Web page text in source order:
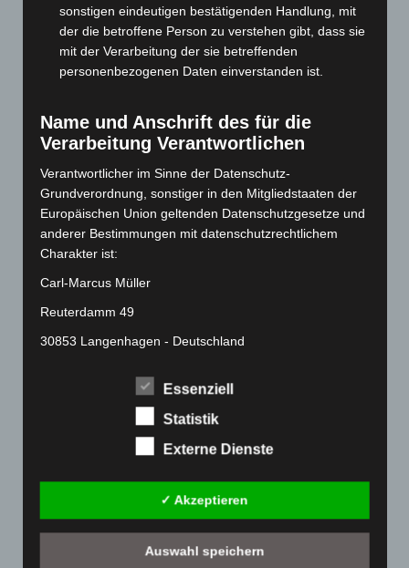
August 2022(166)
Juli 2022 (133)
Juni 2022(167)
April 2022 (198)
März 2022(221)
Februar 2022(189)
Januar 2022(190)
Dezember 2021(204)
November 2021
Oktober 2021 (171)
September 2021(180)
August 2021(154)
Januar 2021(192)
(182)
sonstigen eindeutigen bestätigenden Handlung, mit
der die betroffene Person zu verstehen gibt, dass sie
mit der Verarbeitung der sie betreffenden
personenbezogenen Daten einverstanden ist.
Name und Anschrift des für die
Verarbeitung Verantwortlichen
Verantwortlicher im Sinne der Datenschutz-
Grundverordnung, sonstiger in den Mitgliedstaaten der
Europäischen Union geltenden Datenschutzgesetze und
anderer Bestimmungen mit datenschutzrechtlichem
Charakter ist:
Carl-Marcus Müller
Reuterdamm 49
30853 Langenhagen - Deutschland
Fax: 0511-866 789 33
Die Internetseiten verwenden Cookies. Cookies sind
einem Computersystem abgelegt und gespeichert
Essenziell
Statistik
Externe Dienste
✓ Akzeptieren
Auswahl speichern